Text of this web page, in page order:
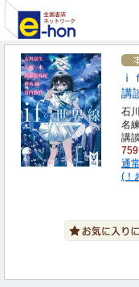
講
石
名
講
759
通
(！